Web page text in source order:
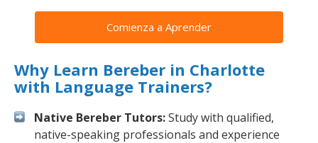
Comienza a Aprender
Why Learn Bereber in Charlotte
with Language Trainers?
Native Bereber Tutors:Study with qualified,
native-speaking professionals and experience